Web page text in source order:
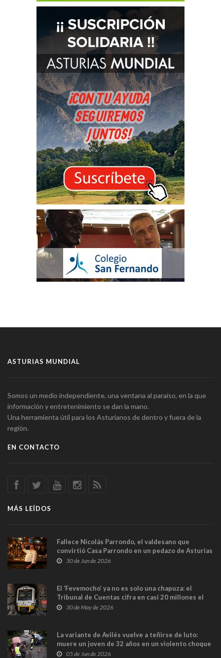
ASTURIAS MUNDIAL
Somos un medio independiente, una ventana al paraíso, en la que
información y entretenimiento se dan la mano.
Una herramienta útil para los Asturianos de dentro y fuera de la
región.
EN CONTACTO
MÁS LEÍDOS
Fallece Nicolás Parrondo, el valdesano que
convirtió Casa Parrondo en un pedazo de Asturias
en Madrid
30 de Jun de 2026
El ‘Fevemocho’ ya no es solo una chapuza: el
Tribunal de Cuentas cifra en casi 20 millones el
sobrecoste de los trenes que no cabían por los
30 de May de 2026
La variante de Avilés vuelve a teñirse de luto:
muere un joven de 32 años en un violento choque
frontal
05 de Jun de 2026